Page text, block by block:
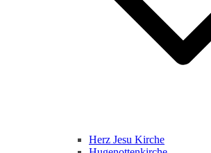
Herz Jesu Kirche